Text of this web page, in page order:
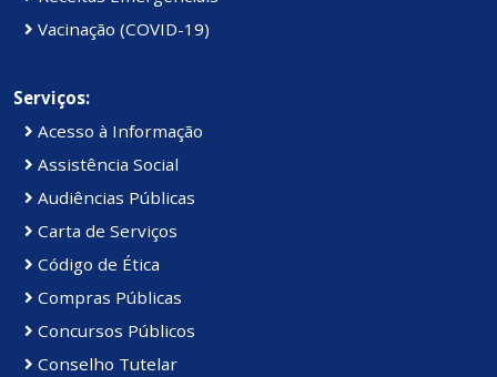
Vacinação (COVID-19)
Serviços:
Acesso à Informação
Assistência Social
Audiências Públicas
Carta de Serviços
Código de Ética
Compras Públicas
Concursos Públicos
Conselho Tutelar